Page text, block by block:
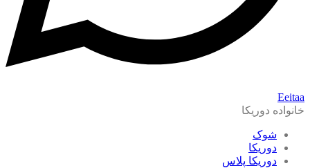
Eeitaa
خانواده دوریکا
شوک
دوریکا
دوریکا پلاس